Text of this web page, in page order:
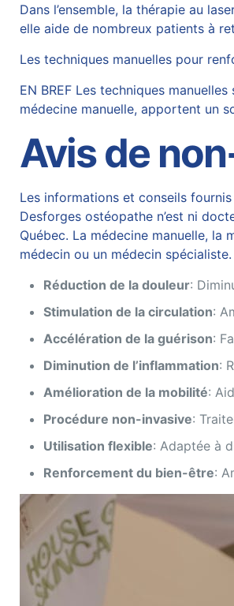
Dans l’ensemble, la thérapie au
elle aide de nombreux patients à
Les techniques manuelles pour
EN BREF Les techniques
médecine manuelle, apportent un
Avis de
Les informations et conseils
Desforges ostéopathe n’est ni
Québec. La médecine manuelle,
médecin ou un médecin
Réduction de la douleur:
Stimulation de la circulation:
Accélération de la guérison:
Diminution de l’inflammation:
Amélioration de la mobilité:
Procédure non-invasive:
Utilisation flexible: Adaptée à
Renforcement du bien-être: